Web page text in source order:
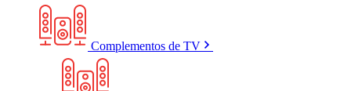
Complementos de TV